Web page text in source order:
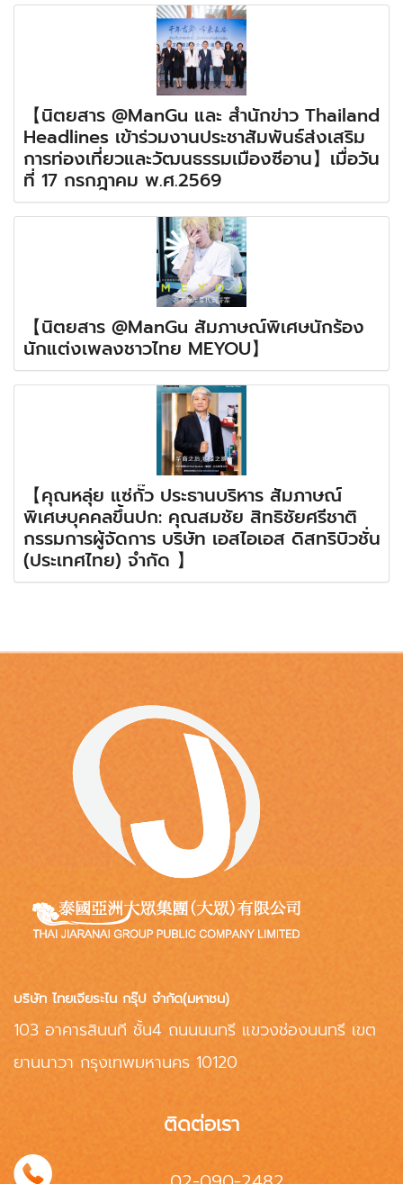
【นิตยสาร @ManGu และ สำนักข่าว Thailand
Headlines เข้าร่วมงานประชาสัมพันธ์ส่งเสริม
การท่องเที่ยวและวัฒนธรรมเมืองซีอาน】เมื่อวัน
ที่ 17 กรกฎาคม พ.ศ.2569
【นิตยสาร @ManGu สัมภาษณ์พิเศษนักร้อง
นักแต่งเพลงชาวไทย MEYOU】
【คุณหลุ่ย แซ่กั๊ว ประธานบริหาร สัมภาษณ์
พิเศษบุคคลขึ้นปก: คุณสมชัย สิทธิชัยศรีชาติ
กรรมการผู้จัดการ บริษัท เอสไอเอส ดิสทริบิวชั่น
(ประเทศไทย) จำกัด 】
บริษัท ไทยเจียระไน กรุ๊ป จำกัด(มหาชน)
103 อาคารสินนที ชั้น4 ถนนนนทรี แขวงช่องนนทรี เขต
ยานนาวา กรุงเทพมหานคร 10120
ติดต่อเรา